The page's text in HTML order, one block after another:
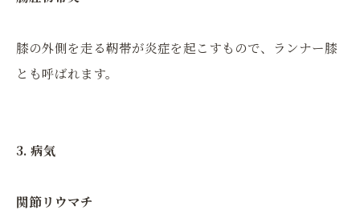
膝の外側を走る靭帯が炎症を起こすもので、ランナー膝
とも呼ばれます。
3. 病気
関節リウマチ